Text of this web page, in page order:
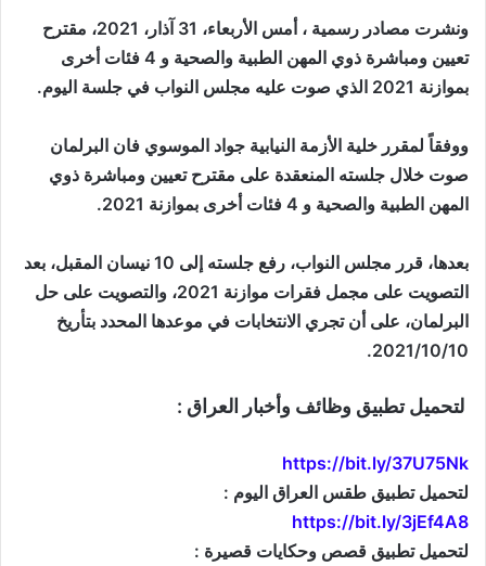
ونشرت مصادر رسمية ، أمس الأربعاء، 31 آذار، 2021، مقترح
تعيين ومباشرة ذوي المهن الطبية والصحية و 4 فئات أخرى
بموازنة 2021 الذي صوت عليه مجلس النواب في جلسة اليوم.
ووفقاً لمقرر خلية الأزمة النيابية جواد الموسوي فان البرلمان
صوت خلال جلسته المنعقدة على مقترح تعيين ومباشرة ذوي
المهن الطبية والصحية و 4 فئات أخرى بموازنة 2021.
بعدها، قرر مجلس النواب، رفع جلسته إلى 10 نيسان المقبل، بعد
التصويت على مجمل فقرات موازنة 2021، والتصويت على حل
البرلمان، على أن تجري الانتخابات في موعدها المحدد بتأريخ
2021/10/10.
لتحميل تطبيق وظائف وأخبار العراق :
https://bit.ly/37U75Nk
لتحميل تطبيق طقس العراق اليوم :
https://bit.ly/3jEf4A8
لتحميل تطبيق قصص وحكايات قصيرة :